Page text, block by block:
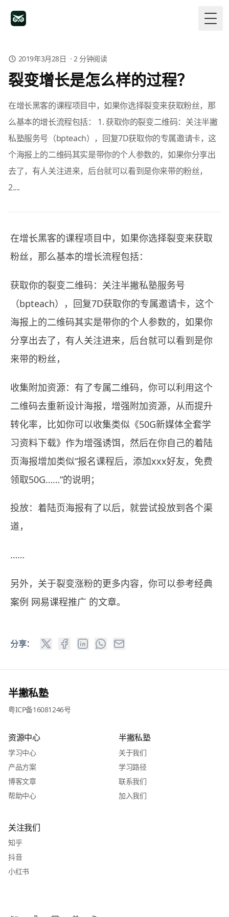
2019年3月28日 ·2分钟阅读
裂变增长是怎么样的过程？
在增长黑客的课程项目中，如果你选择裂变来获取粉丝，那
么基本的增长流程包括： 1. 获取你的裂变二维码：关注半撇
私塾服务号（bpteach），回复7D获取你的专属邀请卡，这
个海报上的二维码其实是带你的个人参数的，如果你分享出
去了，有人关注进来，后台就可以看到是你来带的粉丝，
2....
在增长黑客的课程项目中，如果你选择裂变来获取
粉丝，那么基本的增长流程包括：
获取你的裂变二维码：关注半撇私塾服务号
（bpteach），回复7D获取你的专属邀请卡，这个
海报上的二维码其实是带你的个人参数的，如果你
分享出去了，有人关注进来，后台就可以看到是你
来带的粉丝，
收集附加资源：有了专属二维码，你可以利用这个
二维码去重新设计海报，增强附加资源，从而提升
转化率，比如你可以收集类似《50G新媒体全套学
习资料下载》作为增强诱饵，然后在你自己的着陆
页海报增加类似“报名课程后，添加xxx好友，免费
领取50G……”的说明；
投放：着陆页海报有了以后，就尝试投放到各个渠
道，
……
另外，关于裂变涨粉的更多内容，你可以参考经典
案例 网易课程推广 的文章。
分享：
半撇私塾
粤ICP备16081246号
资源中心
学习中心
产品方案
博客文章
帮助中心
半撇私塾
关于我们
学习路径
联系我们
加入我们
关注我们
知乎
抖音
小红书